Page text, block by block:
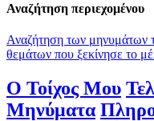
Αναζήτηση περιεχομένου
Αναζήτηση των μηνυμάτων
θεμάτων που ξεκίνησε το
Ο Τοίχος Μου
Μηνύματα